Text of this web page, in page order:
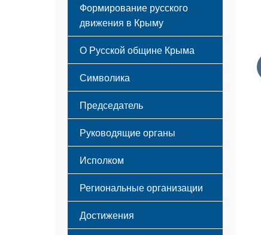
Формирование русского
движения в Крыму
Русский Крым
О Русской общине Крыма
Этапы становления
Принципы деятельности
Структура
Мероприятия
Символика
Флаг
Герб
Гимн
Председатель
Руководящие органы
Исполком
Региональные организации
Достижения